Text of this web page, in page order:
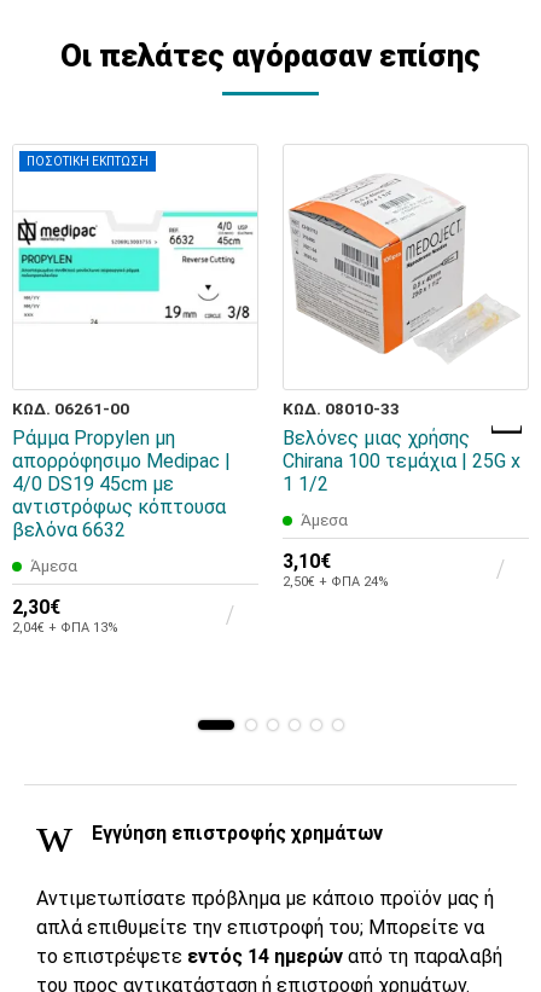
Οι πελάτες αγόρασαν επίσης
ΠΟΣΟΤΙΚΗ ΕΚΠΤΩΣΗ
ΚΩΔ. 06261-00
Ράμμα Propylen μη
απορρόφησιμο Medipac |
4/0 DS19 45cm με
αντιστρόφως κόπτουσα
βελόνα 6632
Άμεσα
2,30€
2,04€ + ΦΠΑ 13%
ΚΩΔ. 08010-33
Bελόνες μιας χρήσης
Chirana 100 τεμάχια | 25G x
1 1/2
Άμεσα
3,10€
2,50€ + ΦΠΑ 24%
Εγγύηση επιστροφής χρημάτων
Αντιμετωπίσατε πρόβλημα με κάποιο προϊόν μας ή
απλά επιθυμείτε την επιστροφή του; Μπορείτε να
το επιστρέψετε εντός 14 ημερών από τη παραλαβή
του προς αντικατάσταση ή επιστροφή χρημάτων.